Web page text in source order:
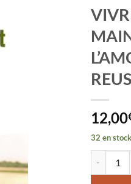
12,00
32 en stock